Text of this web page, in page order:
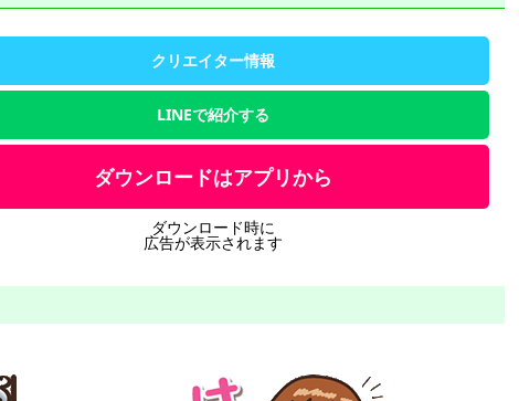
クリエイター情報
LINEで紹介する
ダウンロードはアプリから
ダウンロード時に
広告が表示されます